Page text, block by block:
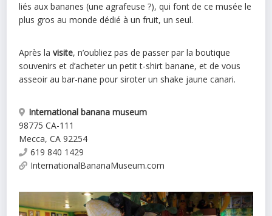
liés aux bananes (une agrafeuse ?), qui font de ce musée le
plus gros au monde dédié à un fruit, un seul.
Après lavisite, n’oubliez pas de passer par la boutique
souvenirs et d’acheter un petit t-shirt banane, et de vous
asseoir au bar-nane pour siroter un shake jaune canari.
International banana museum
98775 CA-111
Mecca, CA 92254
619 840 1429
InternationalBananaMuseum.com